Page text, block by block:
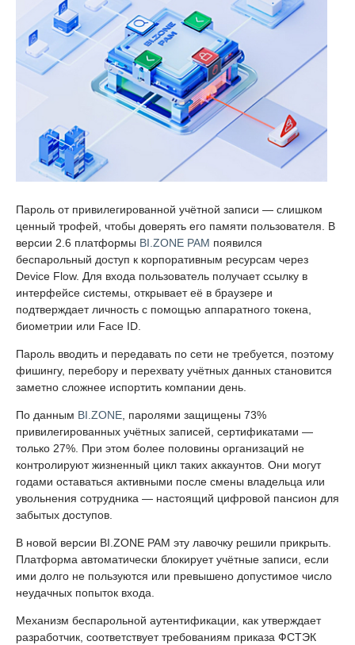
Пароль от привилегированной учётной записи — слишком
ценный трофей, чтобы доверять его памяти пользователя. В
версии 2.6 платформы BI.ZONE PAM появился
беспарольный доступ к корпоративным ресурсам через
Device Flow. Для входа пользователь получает ссылку в
интерфейсе системы, открывает её в браузере и
подтверждает личность с помощью аппаратного токена,
биометрии или Face ID.
Пароль вводить и передавать по сети не требуется, поэтому
фишингу, перебору и перехвату учётных данных становится
заметно сложнее испортить компании день.
По данным BI.ZONE, паролями защищены 73%
привилегированных учётных записей, сертификатами —
только 27%. При этом более половины организаций не
контролируют жизненный цикл таких аккаунтов. Они могут
годами оставаться активными после смены владельца или
увольнения сотрудника — настоящий цифровой пансион для
забытых доступов.
В новой версии BI.ZONE PAM эту лавочку решили прикрыть.
Платформа автоматически блокирует учётные записи, если
ими долго не пользуются или превышено допустимое число
неудачных попыток входа.
Механизм беспарольной аутентификации, как утверждает
разработчик, соответствует требованиям приказа ФСТЭК